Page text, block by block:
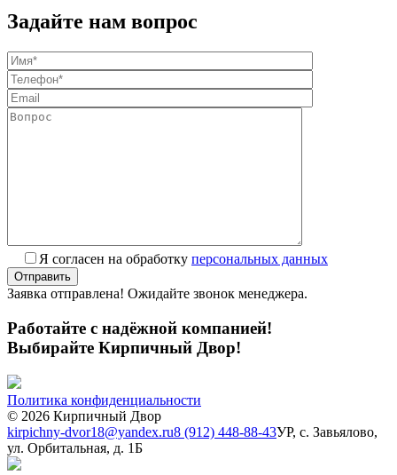
Задайте нам вопрос
Я согласен на обработку персональных данных
Заявка отправлена! Ожидайте звонок менеджера.
Работайте с надёжной компанией!
Выбирайте Кирпичный Двор!
Политика конфиденциальности
© 2026 Кирпичный Двор
kirpichny-dvor18@yandex.ru8 (912) 448-88-43УР, с. Завьялово,
ул. Орбитальная, д. 1Б